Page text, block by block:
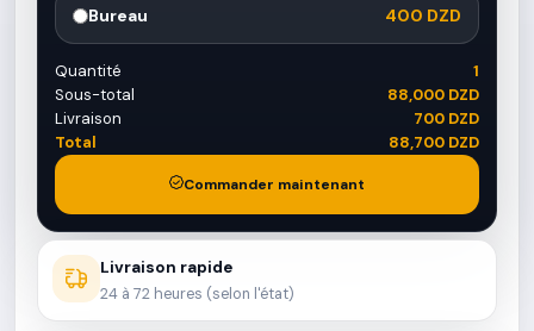
Bureau 400 DZD
Quantité
1
Sous-total
88,000 DZD
Livraison
700 DZD
Total
88,700 DZD
Commander maintenant
Livraison rapide
24 à 72 heures (selon l'état)